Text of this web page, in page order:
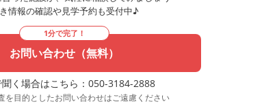
情報の確認や見学予約も受付中♪
1分で完了！
お問い合わせ（無料）
聞く場合はこちら：050-3184-2888
を目的としたお問い合わせはご遠慮ください